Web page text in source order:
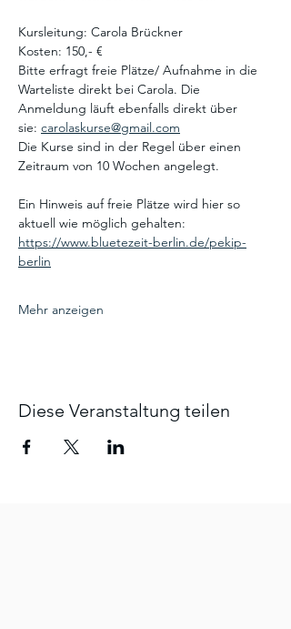
Kursleitung: Carola Brückner
Kosten: 150,- €
Bitte erfragt freie Plätze/ Aufnahme in die
Warteliste direkt bei Carola. Die
Anmeldung läuft ebenfalls direkt über
sie: carolaskurse@gmail.com
Die Kurse sind in der Regel über einen
Zeitraum von 10 Wochen angelegt.
Ein Hinweis auf freie Plätze wird hier so
aktuell wie möglich gehalten:
https://www.bluetezeit-berlin.de/pekip-
berlin
Mehr anzeigen
Diese Veranstaltung teilen